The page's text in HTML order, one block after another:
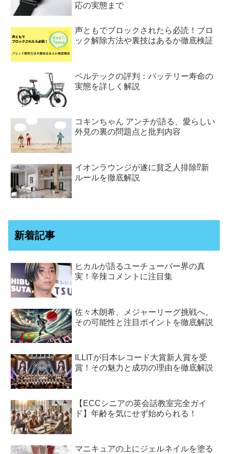
応の実態まで
声ともでブロックされたら必読！ブロ
ック解除方法や裏技はあるか徹底検証
ペルテックの評判：バッテリー寿命の
実態を詳しく解説
コキンちゃん アンチが語る、愛らしい
外見の裏の問題点と批判内容
イオンラウンジが遂に貧乏人排除⁉新
ルールを徹底解説
新着記事
ヒカルが語るユーチューバー界の真
実！辛辣コメントに注目集
佐々木朗希、メジャーリーグ挑戦へ。
その可能性と注目ポイントを徹底解説
ILLITが日本レコード大賞新人賞を受
賞！その魅力と成功の理由を徹底解説
【ECCシニアの英会話教室完全ガイ
ド】年齢を気にせず始められる！
マニキュアの上にジェルネイルを塗る